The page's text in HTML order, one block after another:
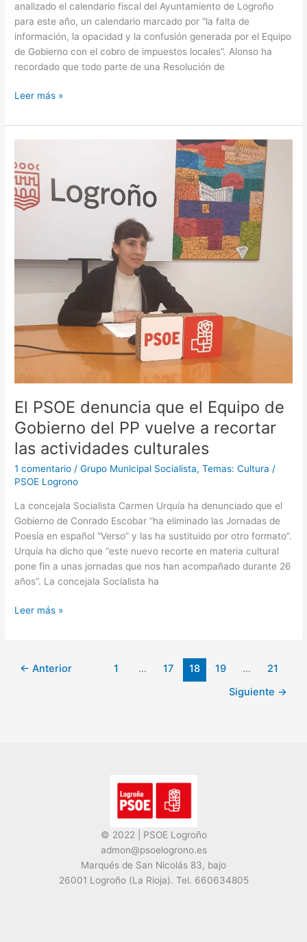
analizado el calendario fiscal del Ayuntamiento de Logroño
para este año, un calendario marcado por “la falta de
información, la opacidad y la confusión generada por el Equipo
de Gobierno con el cobro de impuestos locales”. Alonso ha
recordado que todo parte de una Resolución de
Leer más »
El PSOE denuncia que el Equipo de
Gobierno del PP vuelve a recortar
las actividades culturales
1 comentario /Grupo Municipal Socialista,Temas: Cultura /
PSOE Logrono
La concejala Socialista Carmen Urquía ha denunciado que el
Gobierno de Conrado Escobar “ha eliminado las Jornadas de
Poesía en español “Verso” y las ha sustituido por otro formato”.
Urquía ha dicho que “este nuevo recorte en materia cultural
pone fin a unas jornadas que nos han acompañado durante 26
años”. La concejala Socialista ha
PSOE
denuncia
que
el
del
recortar
las
actividades
Leer más »
← Anterior 1 … 17 18 19 …
21
Siguiente →
© 2022 | PSOE Logroño
admon@psoelogrono.es
Marqués de San Nicolás 83, bajo
26001 Logroño (La Rioja). Tel. 660634805